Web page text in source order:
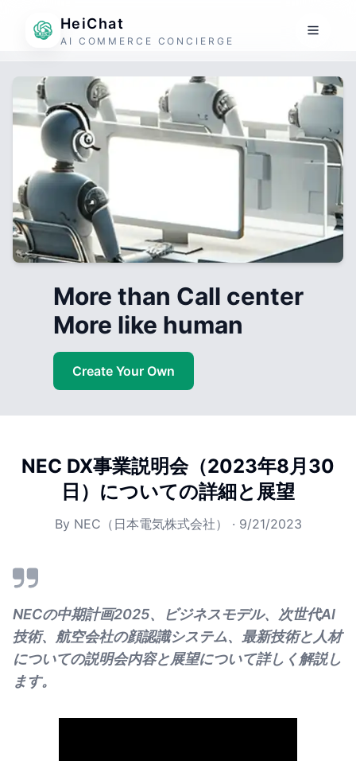
HeiChat
AI COMMERCE CONCIERGE
More than Call center
More like human
Create Your Own
NEC DX事業説明会（2023年8月30
日）についての詳細と展望
By NEC（日本電気株式会社） · 9/21/2023
NECの中期計画2025、ビジネスモデル、次世代AI
技術、航空会社の顔認識システム、最新技術と人材
についての説明会内容と展望について詳しく解説し
ます。